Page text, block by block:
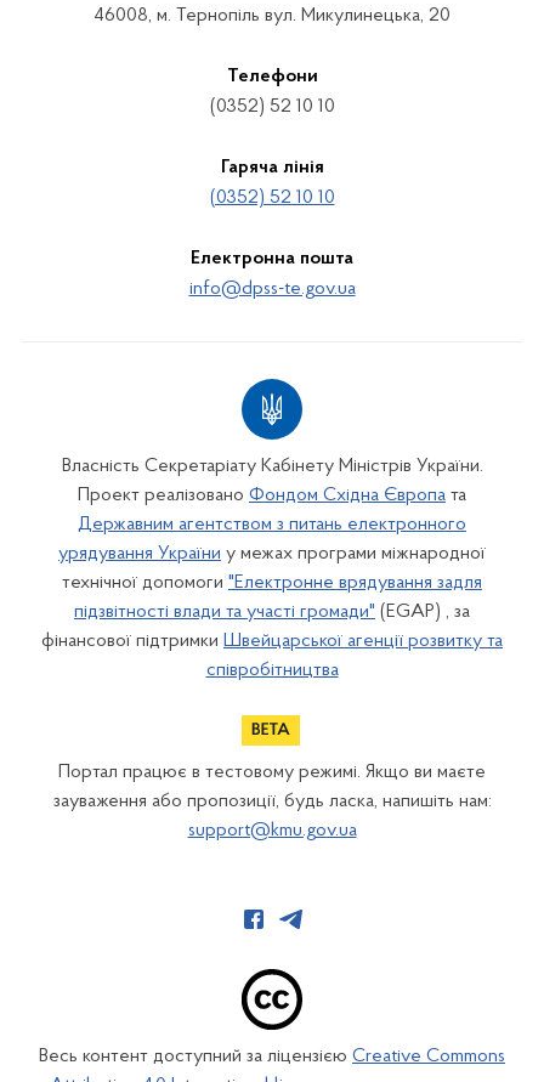
46008, м. Тернопіль вул. Микулинецька, 20
Телефони
(0352) 52 10 10
Гаряча лінія
(0352) 52 10 10
Електронна пошта
info@dpss-te.gov.ua
Власність Секретаріату Кабінету Міністрів України.
Проект реалізовано Фондом Східна Європа та
Державним агентством з питань електронного
урядування України у межах програми міжнародної
технічної допомоги "Електронне врядування задля
підзвітності влади та участі громади" (EGAP) , за
фінансової підтримки Швейцарської агенції розвитку та
співробітництва
Портал працює в тестовому режимі. Якщо ви маєте
зауваження або пропозиції, будь ласка, напишіть нам:
support@kmu.gov.ua
Весь контент доступний за ліцензією Creative Commons